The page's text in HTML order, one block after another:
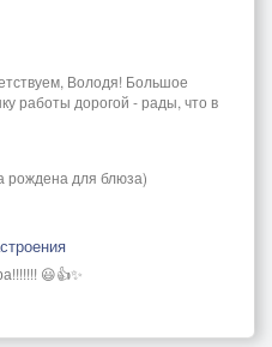
Володя! Большое
работы дорогой - рады, что в
рождена для блюза)
😃👍✨